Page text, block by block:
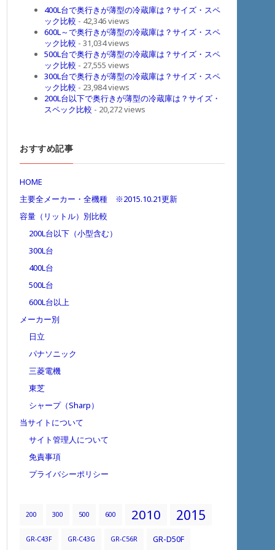
400L台で奥行きが薄型の冷蔵庫は？サイズ・スペ
ック比較 - 42,346 views
600L～で奥行きが薄型の冷蔵庫は？サイズ・スペ
ック比較 - 31,034 views
500L台で奥行きが薄型の冷蔵庫は？サイズ・スペ
ック比較 - 27,555 views
300L台で奥行きが薄型の冷蔵庫は？サイズ・スペ
ック比較 - 23,984 views
200L台以下で奥行きが薄型の冷蔵庫は？サイズ・
スペック比較 - 20,272 views
おすすめ記事
HOME
主要全メーカー・全機種 ※2015.10.21更新
容量（リットル）別比較
200L台以下（小型含む）
300L台
400L台
500L台
600L台以上
メーカー別
日立
パナソニック
三菱電機
東芝
シャープ（Sharp）
当サイトについて
サイト管理人について
免責事項
プライバシーポリシー
200 300 500 600 2010 2015
GR-C43F GR-C43G GR-C56R GR-D50F